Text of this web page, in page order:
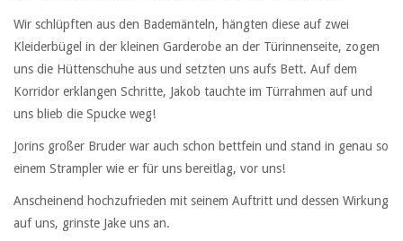
Wir schlüpften aus den Bademänteln, hängten diese auf zwei
Kleiderbügel in der kleinen Garderobe an der Türinnenseite, zogen
uns die Hüttenschuhe aus und setzten uns aufs Bett. Auf dem
Korridor erklangen Schritte, Jakob tauchte im Türrahmen auf und
uns blieb die Spucke weg!
Jorins großer Bruder war auch schon bettfein und stand in genau so
einem Strampler wie er für uns bereitlag, vor uns!
Anscheinend hochzufrieden mit seinem Auftritt und dessen Wirkung
auf uns, grinste Jake uns an.